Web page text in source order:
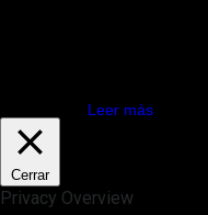
Leer más
Cerrar
Privacy Overview